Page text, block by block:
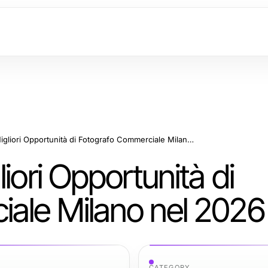
Dove Trovare le Migliori Opportunità di Fotografo Commerciale Milano nel 2026
Opportunità di
Milano nel 2026